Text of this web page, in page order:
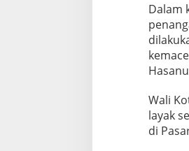
Dalam
Wali
layak
di